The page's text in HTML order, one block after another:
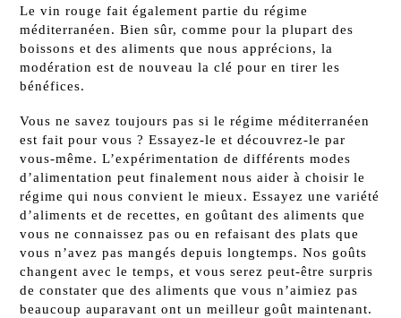
Le vin rouge fait également partie du régime
méditerranéen. Bien sûr, comme pour la plupart des
boissons et des aliments que nous apprécions, la
modération est de nouveau la clé pour en tirer les
bénéfices.
Vous ne savez toujours pas si le régime méditerranéen
est fait pour vous ? Essayez-le et découvrez-le par
vous-même. L’expérimentation de différents modes
d’alimentation peut finalement nous aider à choisir le
régime qui nous convient le mieux. Essayez une variété
d’aliments et de recettes, en goûtant des aliments que
vous ne connaissez pas ou en refaisant des plats que
vous n’avez pas mangés depuis longtemps. Nos goûts
changent avec le temps, et vous serez peut-être surpris
de constater que des aliments que vous n’aimiez pas
beaucoup auparavant ont un meilleur goût maintenant.